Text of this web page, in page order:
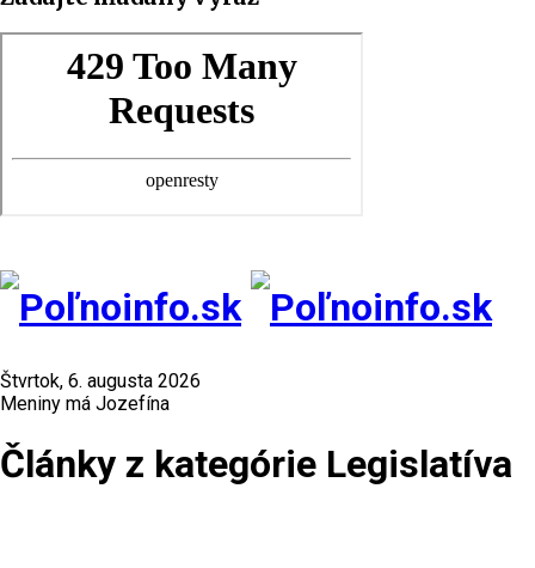
Štvrtok, 6. augusta 2026
Meniny má Jozefína
Články z kategórie Legislatíva